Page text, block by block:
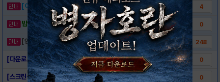
[이벤트] 웃음으로 매일매일 해피! 유머 게시.. 4
밥알이의 헝앱통신 ⑲ “밥알이, 드디어 멀티를.. 0
[안내] 헝그리앱 필수 상식! 밥알 획득 안내.. 248
[다운로드 링크] 근육 키우기 0
[스크린샷] 근육 키우기 0